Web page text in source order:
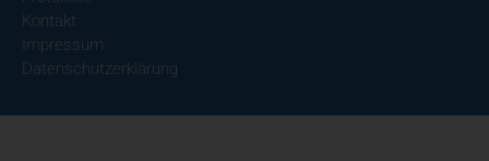
Kontakt
Impressum
Datenschutzerklärung